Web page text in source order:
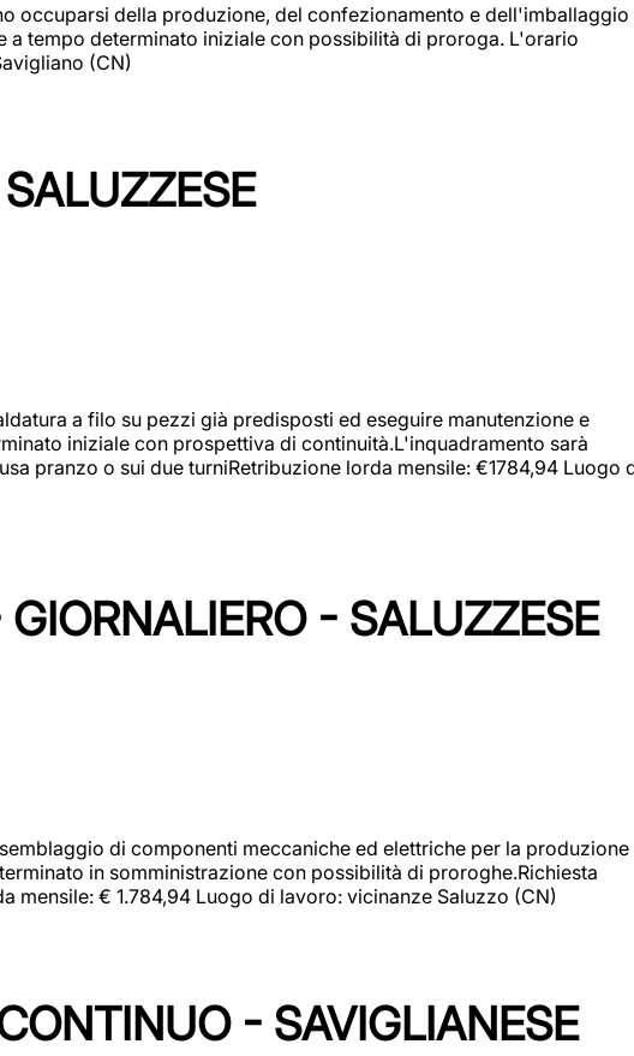
occuparsi della produzione, del confezionamento e dell'imballaggio
tempo determinato iniziale con possibilità di proroga. L'orario
(CN)
a filo su pezzi già predisposti ed eseguire manutenzione e
iniziale con prospettiva di continuità.L'inquadramento sarà
pranzo o sui due turniRetribuzione lorda mensile: €1784,94 Luogo
- SALUZZESE
di componenti meccaniche ed elettriche per la produzione
in somministrazione con possibilità di proroghe.Richiesta
mensile: € 1.784,94 Luogo di lavoro: vicinanze Saluzzo (CN)
- SAVIGLIANESE